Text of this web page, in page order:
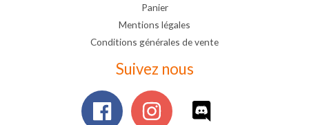
Panier
Mentions légales
Conditions générales de vente
Suivez nous